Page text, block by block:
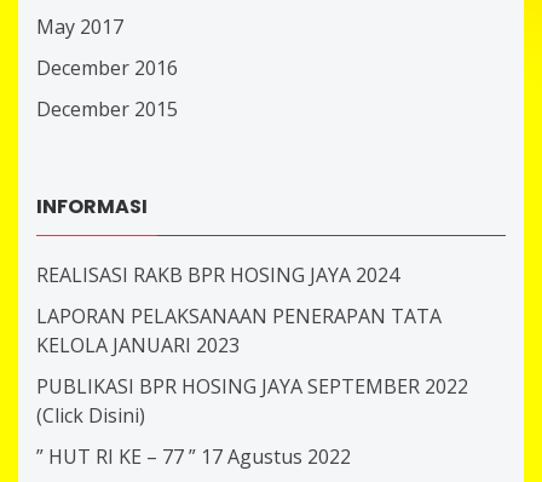
May 2017
December 2016
December 2015
INFORMASI
REALISASI RAKB BPR HOSING JAYA 2024
LAPORAN PELAKSANAAN PENERAPAN TATA
KELOLA JANUARI 2023
PUBLIKASI BPR HOSING JAYA SEPTEMBER 2022
(Click Disini)
” HUT RI KE – 77 ” 17 Agustus 2022